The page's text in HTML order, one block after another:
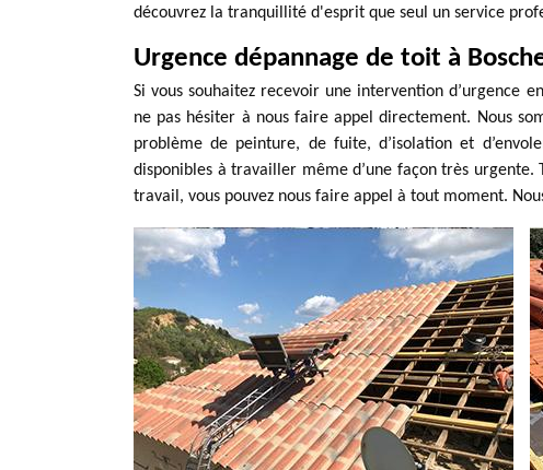
découvrez la tranquillité d'esprit que seul un service
Urgence dépannage de toit à
Si vous souhaitez recevoir une intervention d’urgence
ne pas hésiter à nous faire appel directement. Nous
problème de peinture, de fuite, d’isolation et
disponibles à travailler même d’une façon très urgente.
travail, vous pouvez nous faire appel à tout moment.